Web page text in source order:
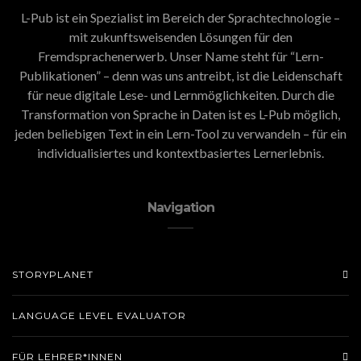
L-Pub ist ein Spezialist im Bereich der Sprachtechnologie –
mit zukunftsweisenden Lösungen für den
Fremdsprachenerwerb. Unser Name steht für “Lern-
Publikationen” – denn was uns antreibt, ist die Leidenschaft
für neue digitale Lese- und Lernmöglichkeiten. Durch die
Transformation von Sprache in Daten ist es L-Pub möglich,
jeden beliebigen Text in ein Lern-Tool zu verwandeln – für ein
individualisiertes und kontextbasiertes Lernerlebnis.
Navigation
STORYPLANET
LANGUAGE LEVEL EVALUATOR
FÜR LEHRER*INNEN